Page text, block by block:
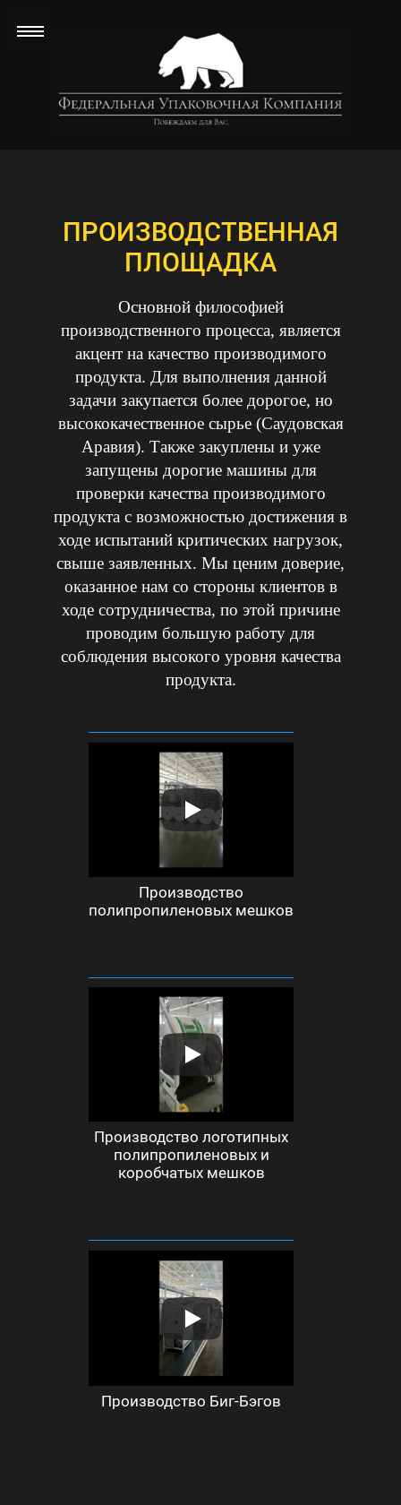
ПРОИЗВОДСТВЕННАЯ
ПЛОЩАДКА
Основной философией
производственного процесса, является
акцент на качество производимого
продукта. Для выполнения данной
задачи закупается более дорогое, но
высококачественное сырье (Саудовская
Аравия). Также закуплены и уже
запущены дорогие машины для
проверки качества производимого
продукта с возможностью достижения в
ходе испытаний критических нагрузок,
свыше заявленных. Мы ценим доверие,
оказанное нам со стороны клиентов в
ходе сотрудничества, по этой причине
проводим большую работу для
соблюдения высокого уровня качества
продукта.
Производство
полипропиленовых мешков
Производство логотипных
полипропиленовых и
коробчатых мешков
Производство Биг-Бэгов